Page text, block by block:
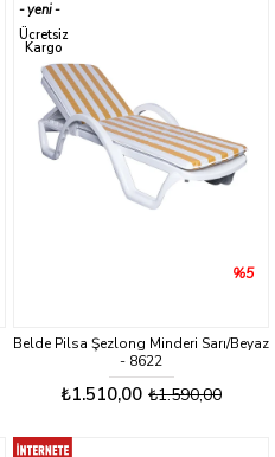
Belde Pilsa Şezlong Minderi Sarı/Beyaz
- 8622
₺1.510,00 ₺1.590,00
%5
yeni
ürün
Ücretsiz
Kargo